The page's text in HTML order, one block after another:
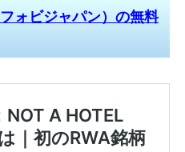
ォビジャパン）の無料